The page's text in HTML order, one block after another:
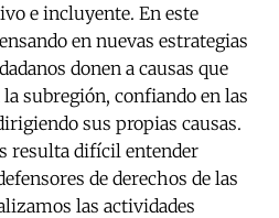
e incluyente. En este
en nuevas estrategias
donen a causas que
subregión, confiando en las
sus propias causas.
resulta difícil entender
de derechos de las
las actividades